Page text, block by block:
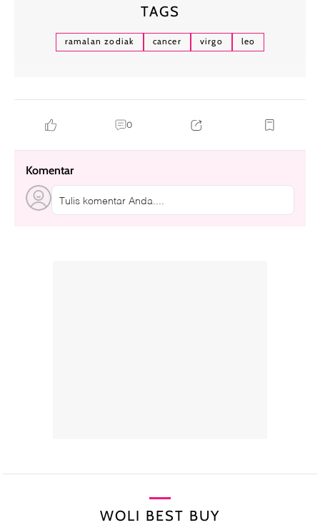
TAGS
ramalan zodiak cancer virgo leo
0
Komentar
Tulis komentar Anda....
WOLI BEST BUY